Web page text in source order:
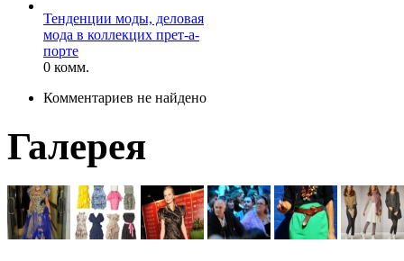
Тенденции моды, деловая
мода в коллекцих прет-а-
порте
0 комм.
Комментариев не найдено
Галерея